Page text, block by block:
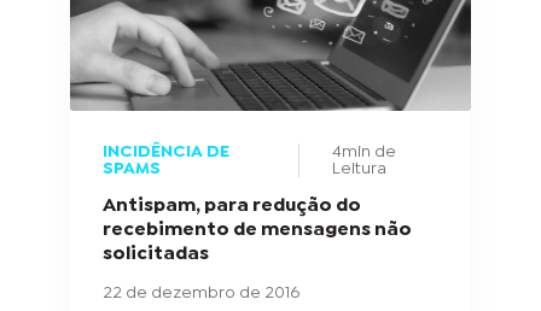
INCIDÊNCIA DE
SPAMS
4min de
Leitura
Antispam, para redução do
recebimento de mensagens não
solicitadas
22 de dezembro de 2016